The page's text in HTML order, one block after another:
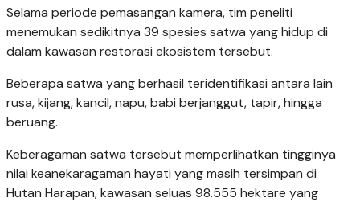
Selama periode pemasangan kamera, tim peneliti
menemukan sedikitnya 39 spesies satwa yang hidup di
dalam kawasan restorasi ekosistem tersebut.
Beberapa satwa yang berhasil teridentifikasi antara lain
rusa, kijang, kancil, napu, babi berjanggut, tapir, hingga
beruang.
Keberagaman satwa tersebut memperlihatkan tingginya
nilai keanekaragaman hayati yang masih tersimpan di
Hutan Harapan, kawasan seluas 98.555 hektare yang